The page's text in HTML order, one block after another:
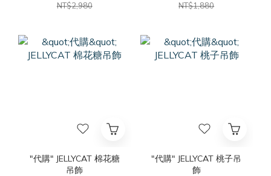
NT$2,980 NT$1,880
"代購" JELLYCAT 棉花糖
吊飾
"代購" JELLYCAT 桃子吊
飾